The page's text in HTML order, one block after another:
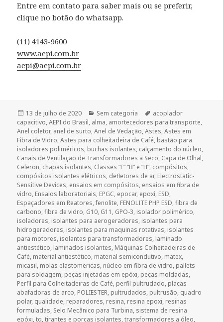
Entre em contato para saber mais ou se preferir,
clique no botão do whatsapp.
(11) 4143-9600
www.aepi.com.br
aepi@aepi.com.br
Publicado
em
13 de julho de 2020 Categorias
Sem categoria Tags
acoplador
capacitivo,AEPI do Brasil, alma, amortecedores para transporte,
Anel coletor, anel de surto,Anel de Vedação,Astes,Astes em
Fibra de Vidro,Astes para colheitadeira de Café, bastão para
isoladores poliméricos, buchas isolantes, calçamento do núcleo,
Canais de Ventilação de Transformadores a Seco, Capa de Olhal,
Celeron, chapas isolantes, Classes “F” “B” e “H”, compósitos,
compósitos isolantes elétricos, defletores de ar, Electrostatic-
Sensitive Devices, ensaios em compósitos, ensaios em fibra de
vidro, Ensaios laboratoriais, EPGC, epocar, epoxi, ESD,
Espaçadores em Reatores,fenolite, FENOLITE PHP ESD,fibra de
carbono,fibra de vidro, G10, G11 , GPO-3, isolador polimérico,
isoladores, isolantes para aerogeradores, isolantes para
hidrogeradores, isolantes para maquinas rotativas, isolantes
para motores, isolantes para transformadores, laminado
antiestético, laminados isolantes, Máquinas Colheitadeiras de
Café, material antiestético, material semicondutivo, matex,
micasil, molas elastomericas, núcleo em fibra de vidro, pallets
para soldagem, peças injetadas em epóxi, peças moldadas,
Perfil para Colheitadeiras de Café, perfil pultrudado, placas
abafadoras de arco, POLIESTER, pultrudados, pultrusão, quadro
polar, qualidade, reparadores, resina, resina epoxi, resinas
formuladas, Selo Mecânico para Turbina, sistema de resina
epóxi,tg,tirantes e porcas isolantes,transformadores a óleo,